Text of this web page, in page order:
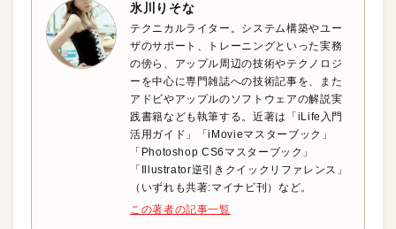
氷川りそな
テクニカルライター。システム構築やユー
ザのサポート、トレーニングといった実務
の傍ら、アップル周辺の技術やテクノロジ
ーを中心に専門雑誌への技術記事を、また
アドビやアップルのソフトウェアの解説実
践書籍なども執筆する。近著は「iLife入門
活用ガイド」「iMovieマスターブック」
「Photoshop CS6マスターブック」
「Illustrator逆引きクイックリファレンス」
（いずれも共著:マイナビ刊）など。
この著者の記事一覧